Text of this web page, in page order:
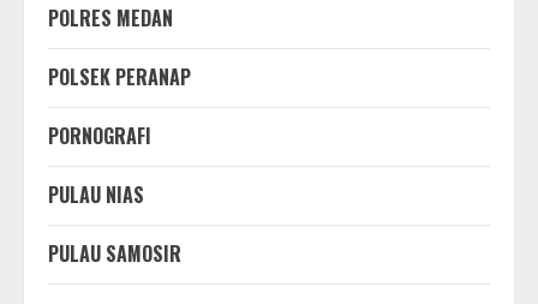
POLRES MEDAN
POLSEK PERANAP
PORNOGRAFI
PULAU NIAS
PULAU SAMOSIR